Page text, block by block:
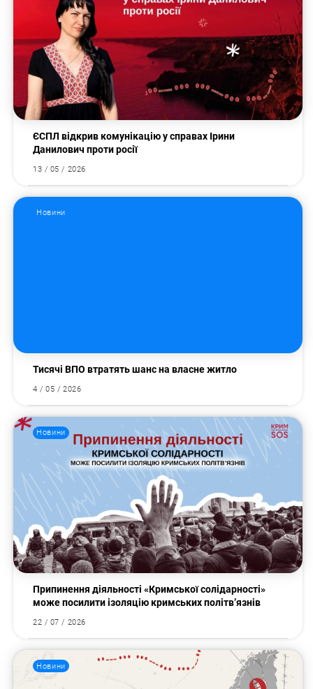
ЄСПЛ відкрив комунікацію у справах Ірини
Данилович проти росії
13 / 05 / 2026
Новини
Тисячі ВПО втратять шанс на власне житло
4 / 05 / 2026
Новини
Припинення діяльності «Кримської солідарності»
може посилити ізоляцію кримських політв’язнів
22 / 07 / 2026
Новини